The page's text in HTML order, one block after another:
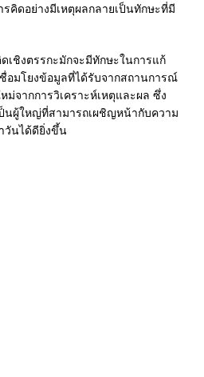
คิดอย่างมีเหตุผลกลายเป็นทักษะที่มี
เชิงตรรกะมักจะมีทักษะในการแก้
อมโยงข้อมูลที่ได้รับจากสถานการณ์
ม่จากการวิเคราะห์เหตุและผล ซึ่ง
นผู้ใหญ่ที่สามารถเผชิญหน้ากับความ
วันได้ดียิ่งขึ้น